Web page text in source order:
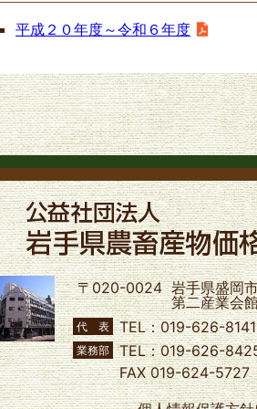
平成２０年度～令和６年度
〒020-0024 岩手県盛岡
第二産業会
代 表 TEL：019-626-
業務部
TEL：019-626-
FAX 019-624-5727